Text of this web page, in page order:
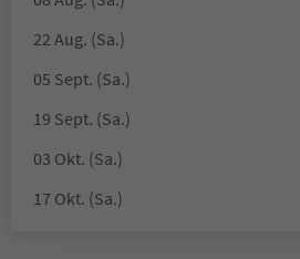
22 Aug. (Sa.)
05 Sept. (Sa.)
19 Sept. (Sa.)
03 Okt. (Sa.)
17 Okt. (Sa.)